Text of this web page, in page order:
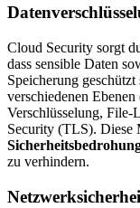
Cloud Security sorgt
dass sensible Daten
Speicherung
verschiedenen
Verschlüsselung,
Security (TLS). Diese
zu verhindern.